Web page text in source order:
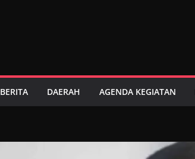
BERITA DAERAH AGENDA KEGIATAN